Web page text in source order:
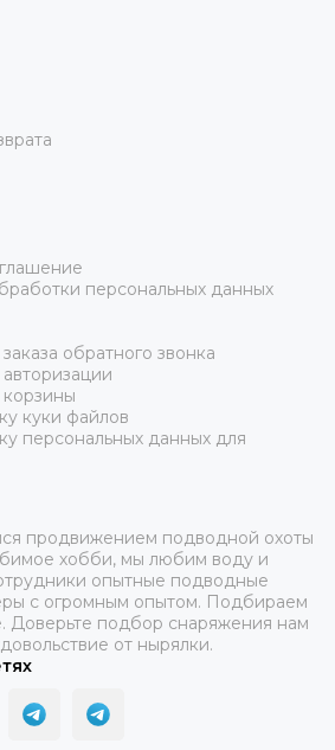
персональных данных
обратного звонка
корзины
куки файлов
персональных данных для
продвижением подводной охоты
хобби, мы любим воду и
опытные подводные
с огромным опытом. Подбираем
Доверьте подбор снаряжения нам
от нырялки.